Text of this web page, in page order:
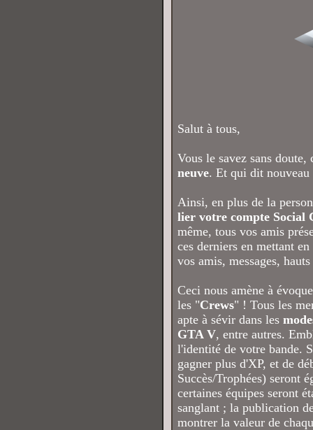
Salut à tous,
Vous le savez sans
neuve. Et qui dit
Ainsi, en plus de la
lier votre compte Social
même, tous vos amis
ces derniers en mettant
vos amis, messages,
Ceci nous amène à
les "Crews" ! Tous les
apte à sévir dans les
GTA V, entre autres.
l'identité de votre bande.
gagner plus d'XP, et de
Succès/Trophées) seront
certaines équipes seront
sanglant ; la publication
montrer la valeur de